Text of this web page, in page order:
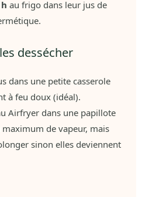
au frigo dans leur jus de
dessécher
dans une petite casserole
à feu doux (idéal).
Airfryer dans une papillote
de vapeur, mais
sinon elles deviennent